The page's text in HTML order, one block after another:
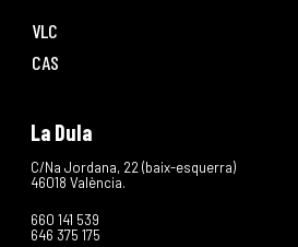
VLC
CAS
La Dula
C/Na Jordana, 22 (baix-esquerra)
46018 València.
660 141 539
646 375 175